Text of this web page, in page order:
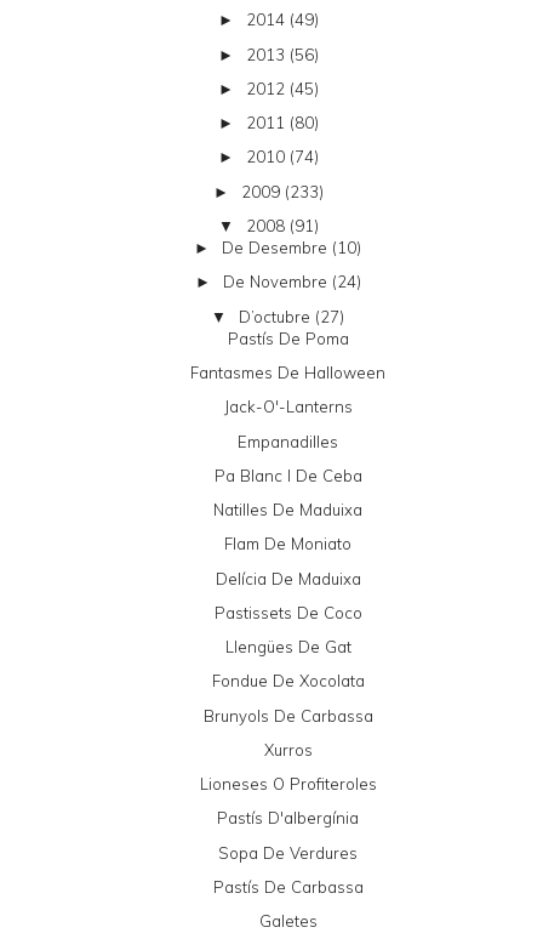
► 2014 (49)
► 2013 (56)
► 2012 (45)
► 2011 (80)
► 2010 (74)
► 2009 (233)
▼ 2008 (91)
► De Desembre (10)
► De Novembre (24)
▼ D’octubre (27)
Pastís De Poma
Fantasmes De Halloween
Jack-O'-Lanterns
Empanadilles
Pa Blanc I De Ceba
Natilles De Maduixa
Flam De Moniato
Delícia De Maduixa
Pastissets De Coco
Llengües De Gat
Fondue De Xocolata
Brunyols De Carbassa
Xurros
Lioneses O Profiteroles
Pastís D'albergínia
Sopa De Verdures
Pastís De Carbassa
Galetes